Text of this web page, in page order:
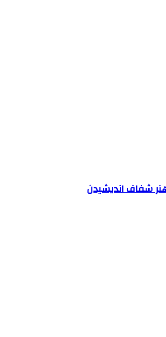
شفاف اندیشیدن